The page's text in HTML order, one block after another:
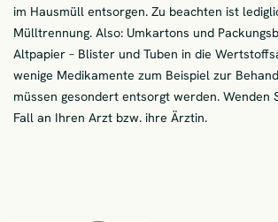
im Hausmüll entsorgen. Zu beachten ist
Mülltrennung. Also: Umkartons und
Altpapier – Blister und Tuben in die
wenige Medikamente zum Beispiel zur
müssen gesondert entsorgt werden. Wenden
Fall an Ihren Arzt bzw. ihre Ärztin.